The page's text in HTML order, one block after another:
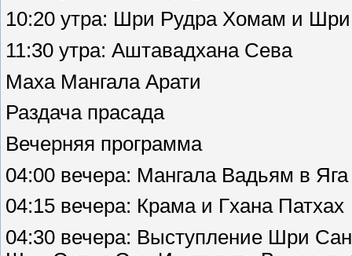
10:20 утра: Шри Рудра Хомам и
11:30 утра: Аштавадхана Сева
Маха Мангала Арати
Раздача прасада
Вечерняя программа
04:00 вечера: Мангала Вадьям в
04:15 вечера: Крама и Гхана Патхах
04:30 вечера: Выступление Шри